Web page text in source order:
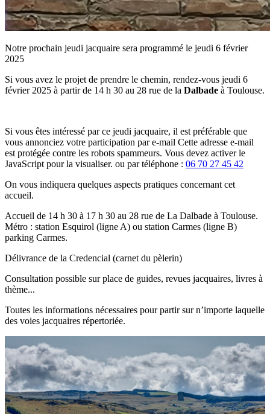
Notre prochain jeudi jacquaire sera programmé le jeudi 6 février
2025
Si vous avez le projet de prendre le chemin, rendez-vous jeudi 6
février 2025 à partir de 14 h 30 au 28 rue de la Dalbade à Toulouse.
Si vous êtes intéressé par ce jeudi jacquaire, il est préférable que
vous annonciez votre participation par e-mail Cette adresse e-mail
est protégée contre les robots spammeurs. Vous devez activer le
JavaScript pour la visualiser. ou par téléphone : 06 70 27 45 42
On vous indiquera quelques aspects pratiques concernant cet
accueil.
Accueil de 14 h 30 à 17 h 30 au 28 rue de La Dalbade à Toulouse.
Métro : station Esquirol (ligne A) ou station Carmes (ligne B)
parking Carmes.
Délivrance de la Credencial (carnet du pèlerin)
Consultation possible sur place de guides, revues jacquaires, livres à
thème...
Toutes les informations nécessaires pour partir sur n’importe laquelle
des voies jacquaires répertoriée.